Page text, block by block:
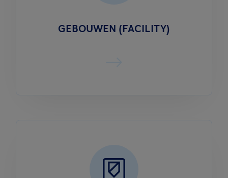
GEBOUWEN (FACILITY)